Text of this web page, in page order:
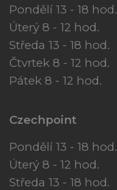
Pondělí 13 - 18 hod.
Úterý 8 - 12 hod.
Středa 13 - 18 hod.
Čtvrtek 8 - 12 hod.
Pátek 8 - 12 hod.
Czechpoint
Pondělí 13 - 18 hod.
Úterý 8 - 12 hod.
Středa 13 - 18 hod.